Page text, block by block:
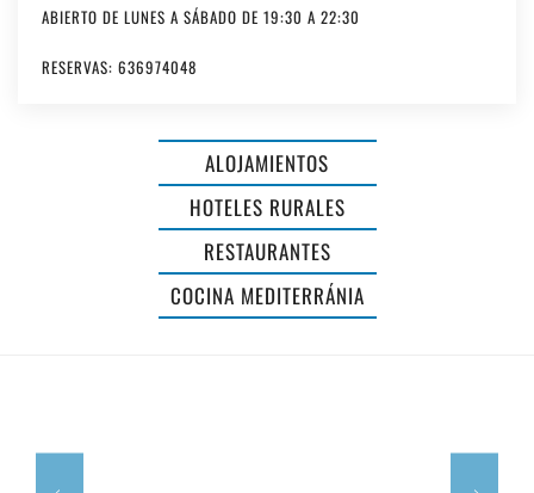
ABIERTO DE LUNES A SÁBADO DE 19:30 A 22:30
RESERVAS: 636974048
ALOJAMIENTOS
HOTELES RURALES
RESTAURANTES
COCINA MEDITERRÁNIA
AGROTURISMO
RESTAURANTE
LLUCASALDENT
GRAN
ADULTS